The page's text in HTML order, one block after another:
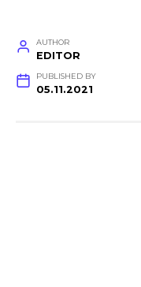
AUTHOR
EDITOR
PUBLISHED BY
05.11.2021